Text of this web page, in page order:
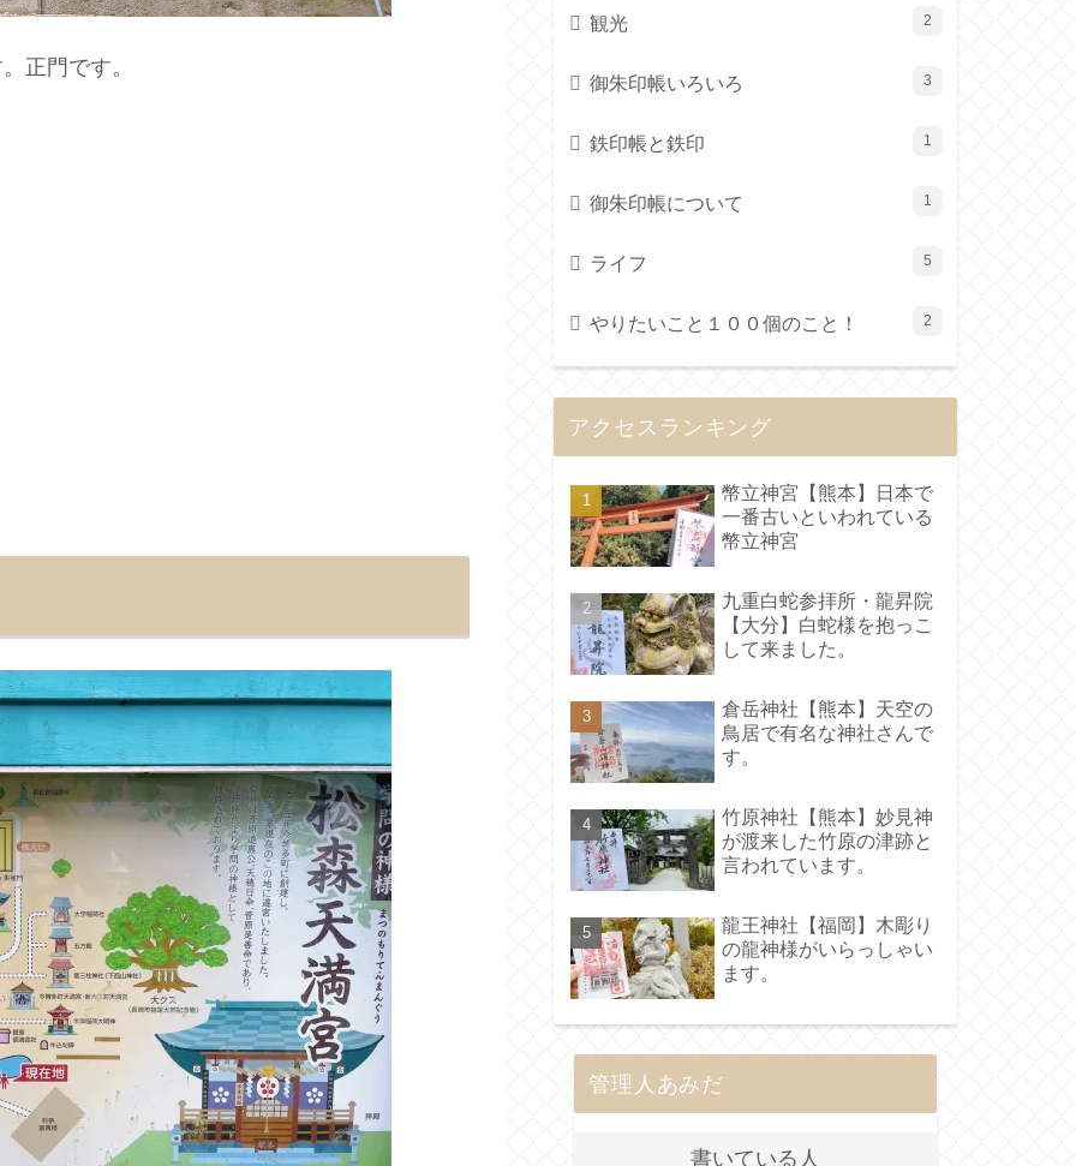
正門です。
観光 2
御朱印帳いろいろ 3
鉄印帳と鉄印 1
御朱印帳について 1
ライフ 5
やりたいこと１００個のこと！ 2
アクセスランキング
幣立神宮【熊本】日本で
一番古いといわれている
幣立神宮
九重白蛇参拝所・龍昇院
【大分】白蛇様を抱っこ
して来ました。
倉岳神社【熊本】天空の
鳥居で有名な神社さんで
す。
竹原神社【熊本】妙見神
が渡来した竹原の津跡と
言われています。
龍王神社【福岡】木彫り
の龍神様がいらっしゃい
ます。
管理人あみだ
書いている人